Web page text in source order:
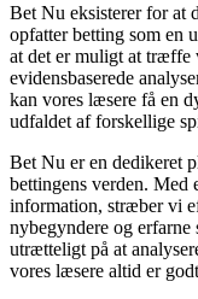
Bet Nu eksisterer for at
opfatter betting som en
at det er muligt at træffe
evidensbaserede
kan vores læsere få en
udfaldet af forskellige
Bet Nu er en dedikeret
bettingens verden. Med
information, stræber vi
nybegyndere og erfarne
utrætteligt på at
vores læsere altid er